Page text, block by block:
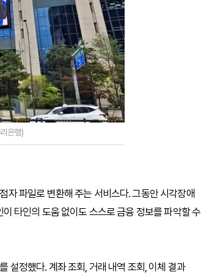
은행)
자 파일로 변환해 주는 서비스다. 그동안 시각장애
타인의 도움 없이도 스스로 금융 정보를 파악할 수
설정했다. 계좌 조회, 거래 내역 조회, 이체 결과